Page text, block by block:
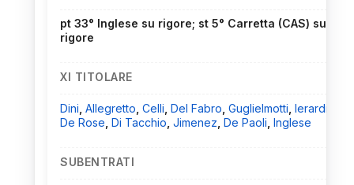
pt 33° Inglese su rigore; st 5° Carretta (CAS) su
rigore
XI TITOLARE
Dini Allegretto Celli Del Fabro Guglielmotti Ierardi
De Rose Di Tacchio Jimenez De Paoli Inglese
SUBENTRATI